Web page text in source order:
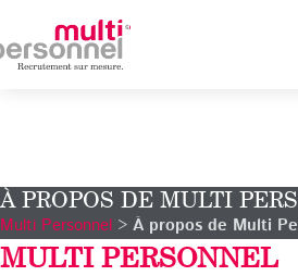
À PROPOS DE MULTI
Multi Personnel > À propos de Multi
MULTI PERSONNEL